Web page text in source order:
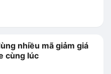
nhiều mã giảm giá
cùng lúc